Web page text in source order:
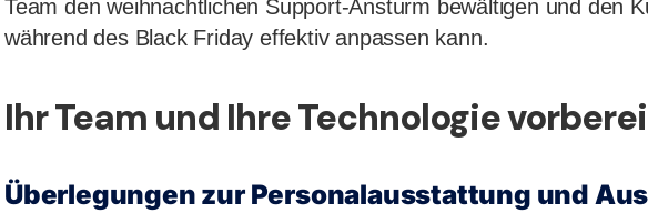
Team den weihnachtlichen Support-Ansturm bewältigen und den
während des Black Friday effektiv anpassen kann.
Ihr Team und Ihre Technologie
Überlegungen zur Personalausstattung und